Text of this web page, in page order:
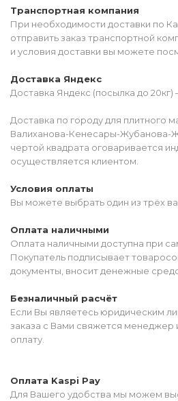
Транспортная компания
При необходимости доставки по
отправить заказ транспортной
и условия доставки вы можете
Доставка Яндекс
Доставка Яндекс (посылка до 20кг)
Доставка по городу для плитного
Валиханова-Кенесары-Жубанова-
чертой квадрата оговаривается
осуществляется клиентом.
Условия оплаты
Вы можете выбрать один из трёх
Оплата наличными
Оплата наличными доступна при
Покупатель подписывает
документы, вносит денежные
Безналичный расчёт
Если Вы являетесь юридическим
заказа с Вами свяжется менеджер
оплату.
Оплата Kaspi Pay
Для Вашего удобства мы можем